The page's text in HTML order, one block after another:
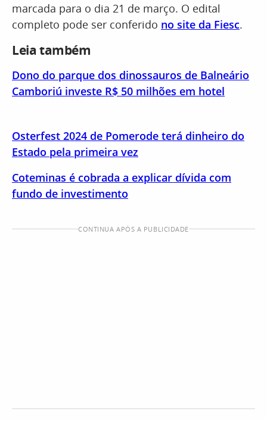
marcada para o dia 21 de março. O edital
completo pode ser conferido no site da Fiesc.
Leia também
Dono do parque dos dinossauros de Balneário
Camboriú investe R$ 50 milhões em hotel
Osterfest 2024 de Pomerode terá dinheiro do
Estado pela primeira vez
Coteminas é cobrada a explicar dívida com
fundo de investimento
CONTINUA APÓS A PUBLICIDADE